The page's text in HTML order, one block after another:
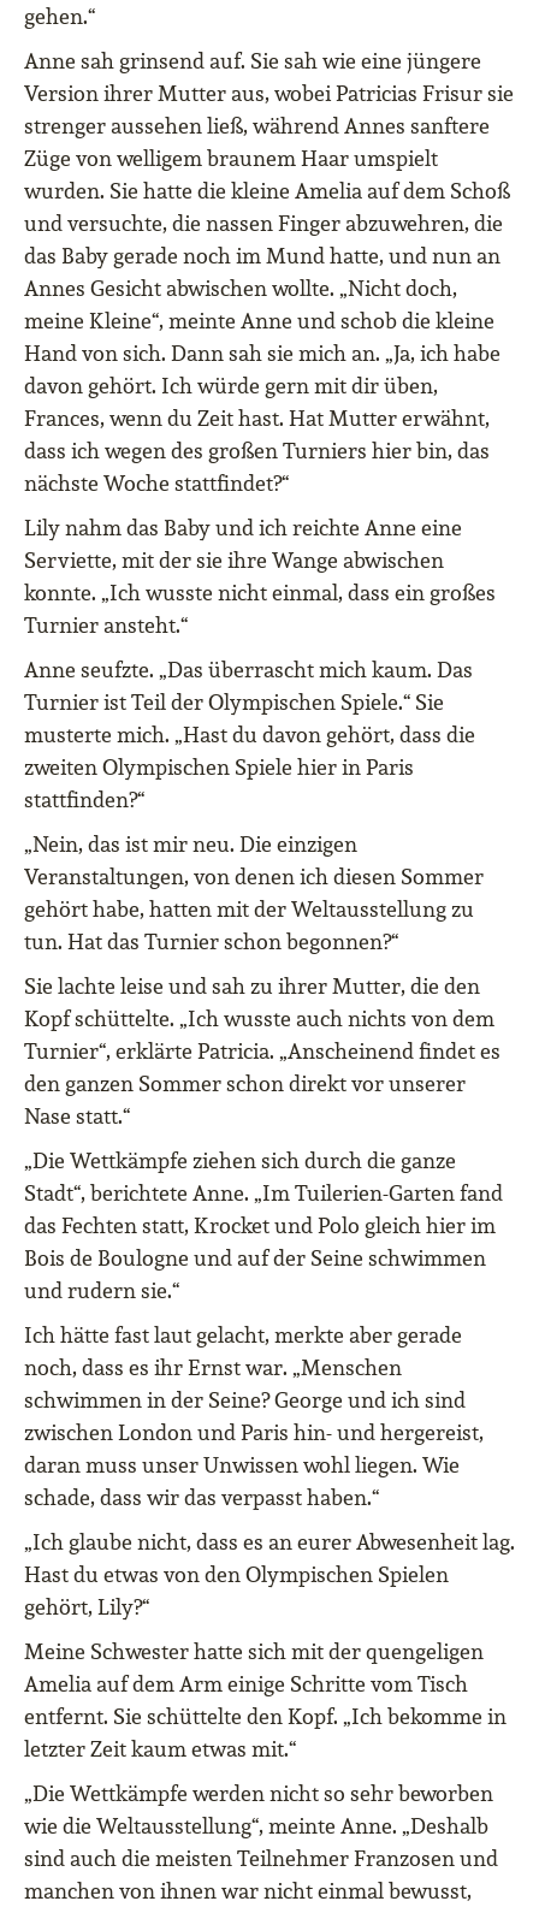
gehen.“
Anne sah grinsend auf. Sie sah wie eine jüngere
Version ihrer Mutter aus, wobei Patricias Frisur sie
strenger aussehen ließ, während Annes sanftere
Züge von welligem braunem Haar umspielt
wurden. Sie hatte die kleine Amelia auf dem Schoß
und versuchte, die nassen Finger abzuwehren, die
das Baby gerade noch im Mund hatte, und nun an
Annes Gesicht abwischen wollte. „Nicht doch,
meine Kleine“, meinte Anne und schob die kleine
Hand von sich. Dann sah sie mich an. „Ja, ich habe
davon gehört. Ich würde gern mit dir üben,
Frances, wenn du Zeit hast. Hat Mutter erwähnt,
dass ich wegen des großen Turniers hier bin, das
nächste Woche stattfindet?“
Lily nahm das Baby und ich reichte Anne eine
Serviette, mit der sie ihre Wange abwischen
konnte. „Ich wusste nicht einmal, dass ein großes
Turnier ansteht.“
Anne seufzte. „Das überrascht mich kaum. Das
Turnier ist Teil der Olympischen Spiele.“ Sie
musterte mich. „Hast du davon gehört, dass die
zweiten Olympischen Spiele hier in Paris
stattfinden?“
„Nein, das ist mir neu. Die einzigen
Veranstaltungen, von denen ich diesen Sommer
gehört habe, hatten mit der Weltausstellung zu
tun. Hat das Turnier schon begonnen?“
Sie lachte leise und sah zu ihrer Mutter, die den
Kopf schüttelte. „Ich wusste auch nichts von dem
Turnier“, erklärte Patricia. „Anscheinend findet es
den ganzen Sommer schon direkt vor unserer
Nase statt.“
„Die Wettkämpfe ziehen sich durch die ganze
Stadt“, berichtete Anne. „Im Tuilerien-Garten fand
das Fechten statt, Krocket und Polo gleich hier im
Bois de Boulogne und auf der Seine schwimmen
und rudern sie.“
Ich hätte fast laut gelacht, merkte aber gerade
noch, dass es ihr Ernst war. „Menschen
schwimmen in der Seine? George und ich sind
zwischen London und Paris hin- und hergereist,
daran muss unser Unwissen wohl liegen. Wie
schade, dass wir das verpasst haben.“
„Ich glaube nicht, dass es an eurer Abwesenheit lag.
Hast du etwas von den Olympischen Spielen
gehört, Lily?“
Meine Schwester hatte sich mit der quengeligen
Amelia auf dem Arm einige Schritte vom Tisch
entfernt. Sie schüttelte den Kopf. „Ich bekomme in
letzter Zeit kaum etwas mit.“
„Die Wettkämpfe werden nicht so sehr beworben
wie die Weltausstellung“, meinte Anne. „Deshalb
sind auch die meisten Teilnehmer Franzosen und
manchen von ihnen war nicht einmal bewusst,